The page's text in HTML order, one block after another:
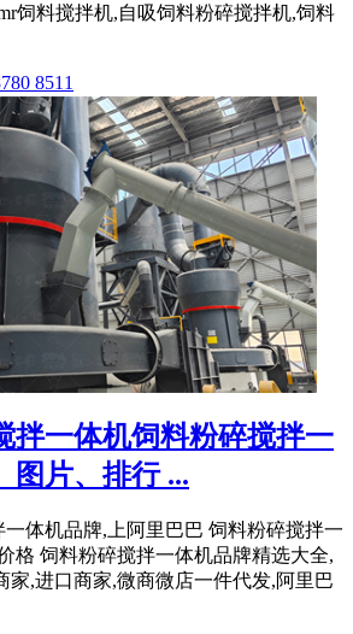
饲料搅拌机,自吸饲料粉碎搅拌机,饲料
8511
拌一体机饲料粉碎搅拌一
图片、排行 ...
体机品牌,上阿里巴巴 饲料粉碎搅拌一
格 饲料粉碎搅拌一体机品牌精选大全,
家,进口商家,微商微店一件代发,阿里巴